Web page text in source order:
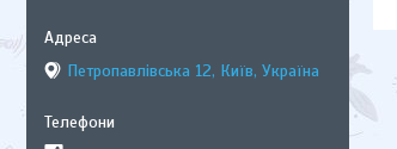
Петропавлівська 12, Київ, Україна